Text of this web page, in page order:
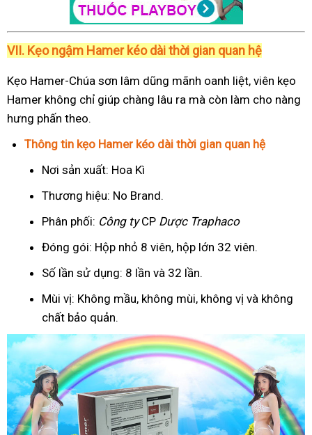
VII. Kẹo ngậm Hamer kéo dài thời gian quan hệ
Kẹo Hamer-Chúa sơn lâm dũng mãnh oanh liệt, viên kẹo
Hamer không chỉ giúp chàng lâu ra mà còn làm cho nàng
hưng phấn theo.
Thông tin kẹo Hamer kéo dài thời gian quan hệ
Nơi sản xuất: Hoa Kì
Thương hiệu: No Brand.
Phân phối: Công tyCP Dược Traphaco
Đóng gói: Hộp nhỏ 8 viên, hộp lớn 32 viên.
Số lần sử dụng: 8 lần và 32 lần.
Mùi vị: Không mầu, không mùi, không vị và không
chất bảo quản.